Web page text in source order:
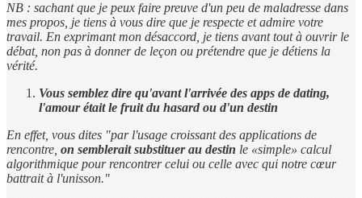
NB : sachant que je peux faire preuve d'un peu de maladresse dans
mes propos, je tiens à vous dire que je respecte et admire votre
travail. En exprimant mon désaccord, je tiens avant tout à ouvrir le
débat, non pas à donner de leçon ou prétendre que je détiens la
vérité.
Vous semblez dire qu'avant l'arrivée des apps de dating,
l'amour était le fruit du hasard ou d'un destin
En effet, vous dites "par l'usage croissant des applications de
rencontre, on semblerait substituer au destin le «simple» calcul
algorithmique pour rencontrer celui ou celle avec qui notre cœur
battrait à l'unisson."